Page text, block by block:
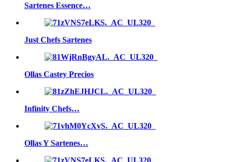
Sartenes Essence…
Just Chefs Sartenes
Ollas Castey Precios
Infinity Chefs…
Ollas Y Sartenes…